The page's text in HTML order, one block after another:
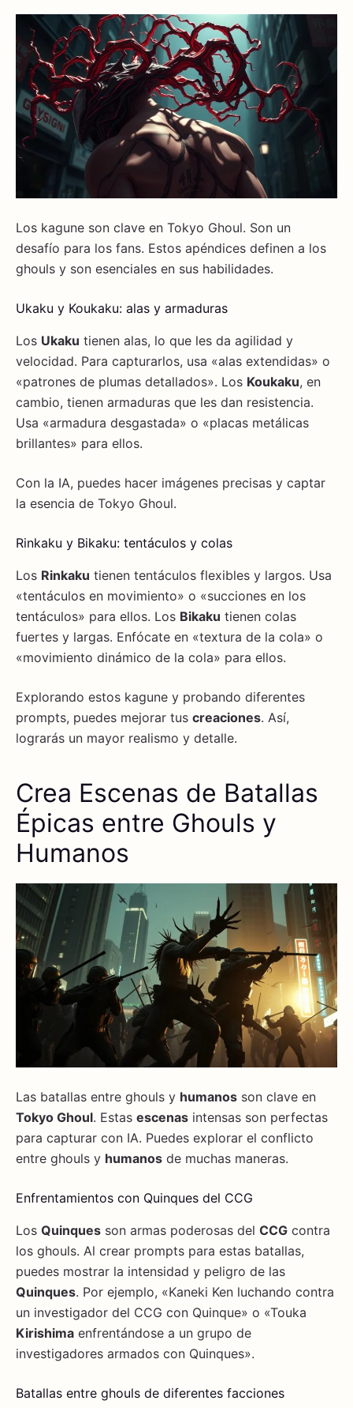
Los kagune son clave en Tokyo Ghoul. Son un
desafío para los fans. Estos apéndices definen a los
ghouls y son esenciales en sus habilidades.
Ukaku y Koukaku: alas y armaduras
Los Ukaku tienen alas, lo que les da agilidad y
velocidad. Para capturarlos, usa «alas extendidas» o
«patrones de plumas detallados». Los Koukaku, en
cambio, tienen armaduras que les dan resistencia.
Usa «armadura desgastada» o «placas metálicas
brillantes» para ellos.
Con la IA, puedes hacer imágenes precisas y captar
la esencia de Tokyo Ghoul.
Rinkaku y Bikaku: tentáculos y colas
Los Rinkaku tienen tentáculos flexibles y largos. Usa
«tentáculos en movimiento» o «succiones en los
tentáculos» para ellos. Los Bikaku tienen colas
fuertes y largas. Enfócate en «textura de la cola» o
«movimiento dinámico de la cola» para ellos.
Explorando estos kagune y probando diferentes
prompts, puedes mejorar tus creaciones. Así,
lograrás un mayor realismo y detalle.
Crea Escenas de Batallas
Épicas entre Ghouls y
Humanos
Las batallas entre ghouls y humanos son clave en
Tokyo Ghoul. Estas escenas intensas son perfectas
para capturar con IA. Puedes explorar el conflicto
entre ghouls y humanos de muchas maneras.
Enfrentamientos con Quinques del CCG
Los Quinques son armas poderosas del CCG contra
los ghouls. Al crear prompts para estas batallas,
puedes mostrar la intensidad y peligro de las
Quinques. Por ejemplo, «Kaneki Ken luchando contra
un investigador del CCG con Quinque» o «Touka
Kirishima enfrentándose a un grupo de
investigadores armados con Quinques».
Batallas entre ghouls de diferentes facciones